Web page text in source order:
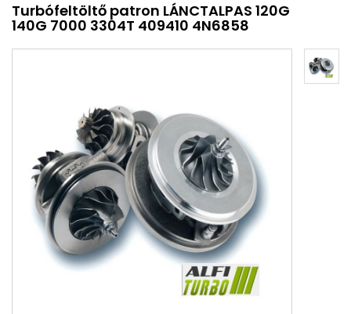
Turbófeltöltő patron LÁNCTALPAS 120G
140G 7000 3304T 409410 4N6858